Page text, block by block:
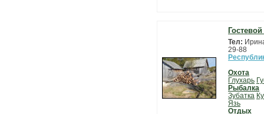
Тел:
29-88
Охота
Глухарь
Рыбалка
Зубатка
Язь
Отдых